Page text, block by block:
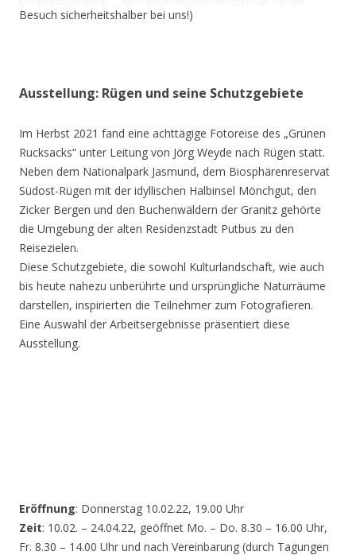
Besuch sicherheitshalber bei uns!)
Ausstellung: Rügen und seine Schutzgebiete
Im Herbst 2021 fand eine achttägige Fotoreise des „Grünen
Rucksacks“ unter Leitung von Jörg Weyde nach Rügen statt.
Neben dem Nationalpark Jasmund, dem Biosphärenreservat
Südost-Rügen mit der idyllischen Halbinsel Mönchgut, den
Zicker Bergen und den Buchenwäldern der Granitz gehörte
die Umgebung der alten Residenzstadt Putbus zu den
Reisezielen.
Diese Schutzgebiete, die sowohl Kulturlandschaft, wie auch
bis heute nahezu unberührte und ursprüngliche Naturräume
darstellen, inspirierten die Teilnehmer zum Fotografieren.
Eine Auswahl der Arbeitsergebnisse präsentiert diese
Ausstellung.
Eröffnung: Donnerstag 10.02.22, 19.00 Uhr
Zeit: 10.02. – 24.04.22, geöffnet Mo. – Do. 8.30 – 16.00 Uhr,
Fr. 8.30 – 14.00 Uhr und nach Vereinbarung (durch Tagungen